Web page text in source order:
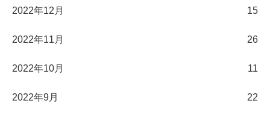
2022年12月 15
2022年11月 26
2022年10月 11
2022年9月 22